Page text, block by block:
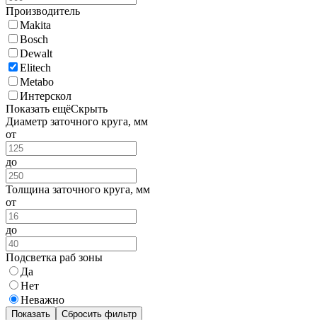
Производитель
Makita
Bosch
Dewalt
Elitech
Metabo
Интерскол
Показать ещёСкрыть
Диаметр заточного круга, мм
от
до
Толщина заточного круга, мм
от
до
Подсветка раб зоны
Да
Нет
Неважно
Показать Сбросить фильтр